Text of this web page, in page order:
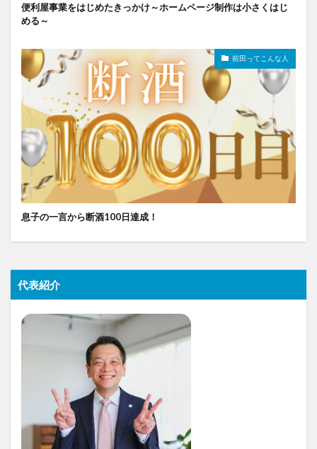
便利屋事業をはじめたきっかけ～ホームページ制作は小さくはじ
める～
前田ってこんな人
息子の一言から断酒100日達成！
代表紹介